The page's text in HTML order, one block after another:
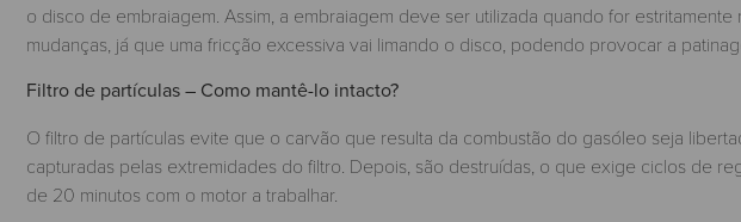
o disco de embraiagem. Assim, a embraiagem deve ser utilizada quando for
mudanças, já que uma fricção excessiva vai limando o disco, podendo provocar a
Filtro de partículas – Como mantê-lo intacto?
O filtro de partículas evite que o carvão que resulta da combustão do gasóleo seja
capturadas pelas extremidades do filtro. Depois, são destruídas, o que exige ciclos de
de 20 minutos com o motor a trabalhar.